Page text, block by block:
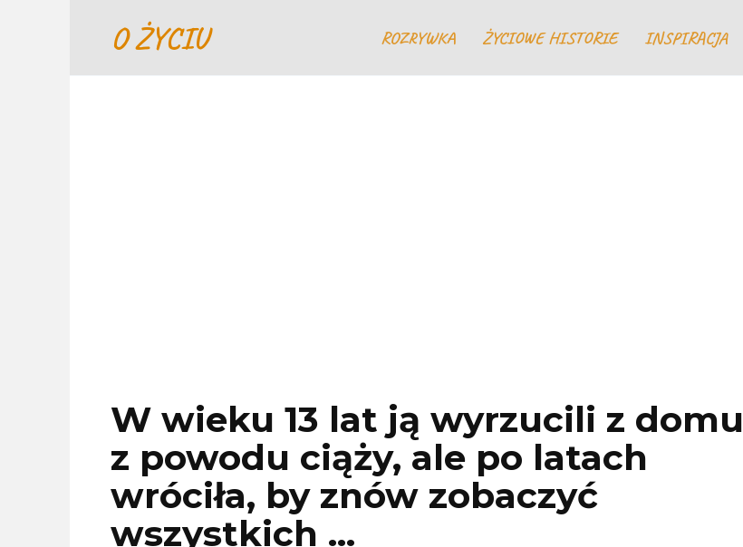
O ŻYCIU ROZRYWKA ŻYCIOWE HISTORIE INSPIRACJA
W wieku 13 lat ją wyrzucili z domu
z powodu ciąży, ale po latach
wróciła, by znów zobaczyć
wszystkich …